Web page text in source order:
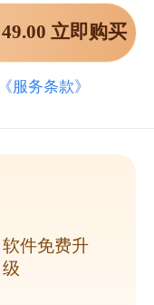
49.00 立即购买
《服务条款》
软件免费升
级